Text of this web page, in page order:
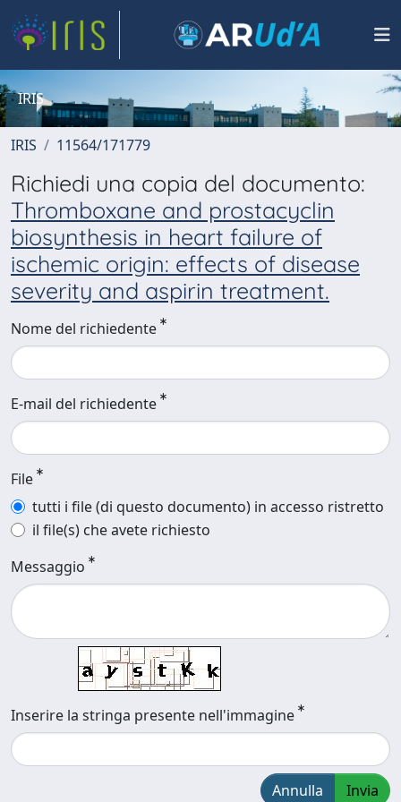
IRIS
IRIS 11564/171779
Richiedi una copia del documento:
Thromboxane and prostacyclin
biosynthesis in heart failure of
ischemic origin: effects of disease
severity and aspirin treatment.
Nome del richiedente
E-mail del richiedente
File
tutti i file (di questo documento) in accesso ristretto
il file(s) che avete richiesto
Messaggio
Inserire la stringa presente nell'immagine
Annulla Invia